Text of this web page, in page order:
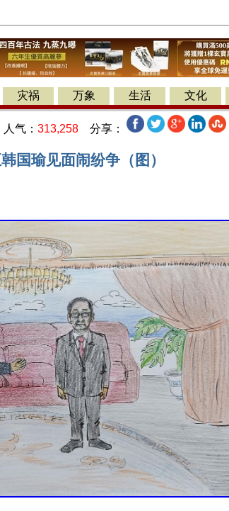
灾祸 万象 生活 文化
人气： 313,258 分享：
国瑜见面闹纷争（图）